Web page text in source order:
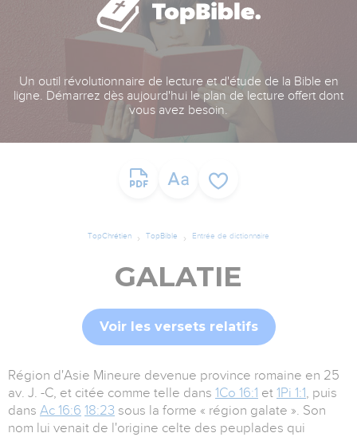
Un outil révolutionnaire de lecture et d'étude de la Bible en
ligne. Démarrez dès aujourd'hui le plan de lecture offert dont
vous avez besoin.
TopChrétien TopBible Entrée de dictionnaire
GALATIE
Voir les versets relatifs
Région d'Asie Mineure devenue province romaine en 25
av. J. -C, et citée comme telle dans 1Co 16:1 et 1Pi 1:1, puis
dans Ac 16:6 18:23 sous la forme « région galate ». Son
nom lui venait de l'origine celte des peuplades qui